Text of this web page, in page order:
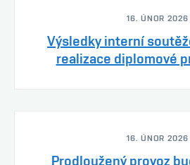
16. ÚNOR 2026
Výsledky interní
realizace diplomové
16. ÚNOR 2026
Prodloužený provoz